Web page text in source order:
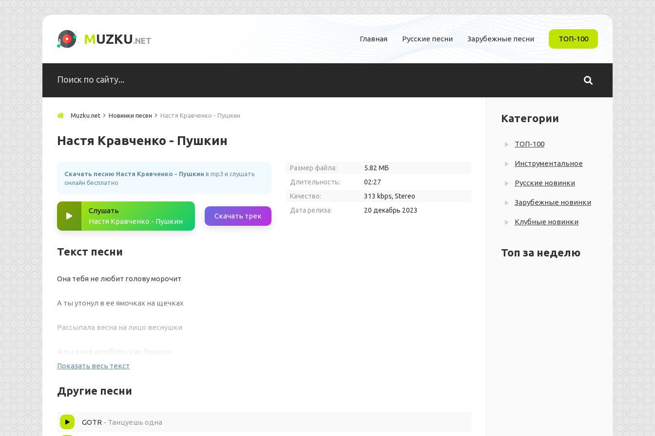
MUZKU.NET Главная Русские песни Зарубежные песни ТОП-100
Muzku.net Новинки песен Настя Кравченко - Пушкин
Настя Кравченко - Пушкин
Скачать песню Настя Кравченко - Пушкин в mp3 и слушать
онлайн бесплатно
Слушать
Настя Кравченко - Пушкин
Скачать трек
Размер файла:
5.82 МБ
Длительность:
02:27
Качество:
313 kbps, Stereo
Дата релиза:
20 декабрь 2023
Текст песни
Она тебя не любит голову морочит
А ты утонул в ее ямочках на щечках
Рассыпала весна на лицо веснушки
А ты в неё влюблён, как Пушкин
Как много девочек красивых
Показать весь текст
Другие песни
GOTR - Танцуешь одна
Категории
ТОП-100
Инструментальное
Русские новинки
Зарубежные новинки
Клубные новинки
Топ за неделю